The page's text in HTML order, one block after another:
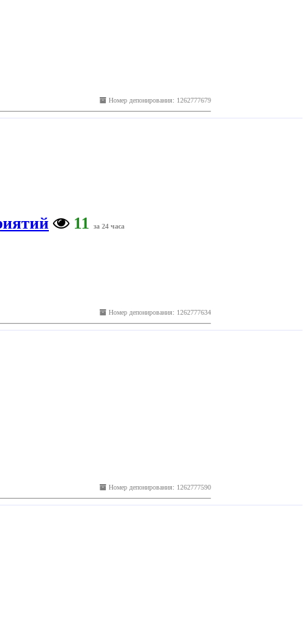
Номер депонирования: 1262777679
11 за 24 часа
Номер депонирования: 1262777634
Номер депонирования: 1262777590